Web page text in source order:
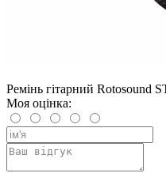
Ремінь гітарний Rotosound
Моя оцінка: